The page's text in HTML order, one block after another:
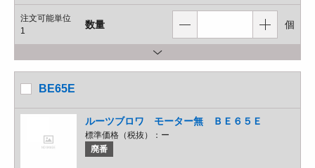
注文可能単位
1
数量 個
BE65E
ルーツブロワ モーター無 ＢＥ６５Ｅ
標準価格（税抜）： ー
廃番